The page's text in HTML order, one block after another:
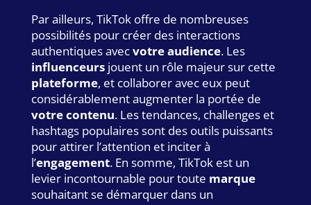
Par ailleurs, TikTok offre de nombreuses
possibilités pour créer des interactions
authentiques avecvotre audience. Les
influenceursjouent un rôle majeur sur cette
plateforme, et collaborer avec eux peut
considérablement augmenter la portée de
votre contenu. Les tendances, challenges et
hashtags populaires sont des outils puissants
pour attirer l’attention et inciter à
l’engagement. En somme, TikTok est un
levier incontournable pour toute marque
souhaitant se démarquer dans un